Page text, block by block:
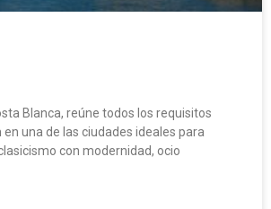
Blanca, reúne todos los requisitos
una de las ciudades ideales para
con modernidad, ocio